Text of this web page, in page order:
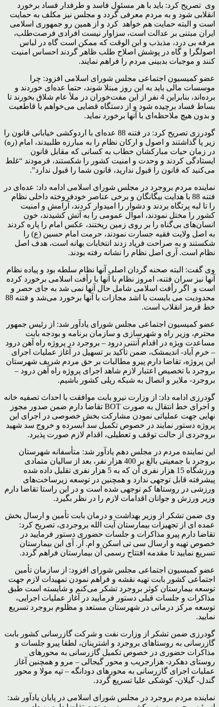
وی تصریح کرد: باید با هر مسئول فاسد و طرفدار فساد برخورد
انقلابی شود و به مردم معرفی گردد و مجلس نیز مکلف به حمایت
است و البته حمایت هم خواهد کرد و از همین رو جمهوری اسلامی
ایران مبتنی بر عدالت است، سزاوار نیست افرادی فرصت‌طلب،
مرفه بی درد، مذبذب و ابن الوقت که ممکن است گاه در لباس
اصولگرا و گاه در پوشش اصلاح طلب ظاهر گردند احساس امنیت
کنند و موجبات بدبینی مردم را فراهم نمایند.
عضو کمیسیون اجتماعی مجلس شورای اسلامی افزود: چرا
موسسات مالی باید به این روز مبتلا شوند، حتما عده‌ای خوردند و
برده‌اند، بنابراین 4 نفر از این مفت‌خوران در ملأ عام شلاق بخورند تا
بساط فساد برچیده شود و از دستگاه قضایی می‌خواهم با قاطعیت
و بدون هیچ ملاحظه‌ای با آنها برخورد نماید.
گودرزی تصریح کرد: در فتنه 88 عده‌ای با اردوکشی خیابانی قانون را
زیر پا گذاشتند و اصول و ارکان نظام را به مبارزه طلبیدند، امام (ره)
در زمان حیات مبارکشان خطاب به کسانی که مقابل قانون
ایستادگی کردند و وحدت و امنیت کشور را شکستند، فرمودند “غلط
می‌کنید که قانون را قبول ندارید، قانون شما را قبول ندارد”.
نماینده مردم بروجرد در مجلس شورای اسلامی ادامه داد: عده‌ای در
فتنه 88 با هدایت بیگانگان و برخی عناصر خودفروخته داخلی نظام
را تا لبه پرتگاه بردند و دشوار را امیدوار کردند، آرامش و امنیت
کشور را مختل نمودند، اموال عمومی را به آتش کشیدند، خون
انسان‌های بی‌گناه را بر روی زمین ریختند، عکس امام را پاره کردند
به اصل ولایت فقیه جسارت نمودند، حرمت امام حسین (ع) را
شکستند و به صراحت فریاد زدند انتخابات بهانه است، هدف اصل
نظام است. آری اصل نظام را نشانه رفته بودند.
وی گفت: البته صحنه‌ گردان اصلی آنها نظام سلطه بود و پیاده نظام
آنها نیز سران فتنه، امروز نظام با آنها با رأفت اسلامی برخورد کرده
است و اگر رأفت اسلامی شامل حال آنها نمی شد به جای حصر و
محدودیت می بایست با اشد مجازات با آنها برخورد می‌شد و فتنه 88
خط قرمز انقلاب است.
عضو کمیسیون اجتماعی مجلس شورای یادآور شد: از رئیس جمهور
محترم، وزیر راه و شهرسازی و سازمان برنامه و بودجه بابت
مساعدت ویژه در اقدام آنتنی درود – بروجرد در پروژه راه آهن درود
– خرم آباد- اندیمشک، ضمن تأکید بر تسهیل در آغاز عملیات اجرای
این پروژه، تقاضا دارم پیرو مطالبات بر حق مردم شریف شهرستان
بروجرد با تخصیص اعتبار لازم شاهد اجرای پروژه راه آهن درود –
بروجرد- ملایر و اتصال به شبکه‌ ریلی کشور باشیم.
گودرزی ادامه داد: از وزارت نیرو بابت موافقت با احداث تصفیه خانه
و اجرای خط انتقال به صورت BOT تقاضا دارم ضمن صدور مجوز
نهایی جهت عملیاتی نمودن مشارکت بخش خصوصی در اجرای این
پروژه دستور نمایند در خصوص تکمیل سد آبسرده و خروج سد شهید
بروجردی از حالت توقف و تعطیلی، اقدام لازم صورت پذیرد.
این نماینده مردم در مجلس دهم یادآور شد: متأسفانه شهرستان
بروجرد با جمعیتی بالغ بر 400 هزار نفر، بعد از سالیان متمادی
ورزشگاه 15 هزار نفری آن که به 5 هزار نفری تقلیل داده شده
پیشرفته قابل توجهی ندارد و همچنین در توسعه زیرساخت‌های
ورزشی در روستاها کم توجهی شده است و در این راستا تقاضا دارم
وزیر ورزش و جوانان اقدامات لازم را در نظر بگیرد.
وی ضمن تشکر از وزیر بهداشت و درمان بابت تأمین و ارسال بخش
عمده ای از تجهیزات بیمارستان آیت الله بروجردی، تصریح کرد:
تقاضا دارم پیرو مذاکرات و جلسات حضوری دستور فرمایید در
خصوص تهیه و ارسال سی تی اسکن و ام. آر. آی این بیمارستان
تسریع نمایید تا مقدمه افتتاح رسمی آن بیمارستان فراهم گردد.
عضو کمیسیون اجتماعی مجلس شورای افزود: از سازمان تأمین
اجتماعی کشور بابت تهیه نقشه و فراهم نمودن تمهیدات لازم جهت
توسعه بیمارستان کوثر بروجرد تشکر می‌کنم و شایسته است طبق
مذاکرات و جلسات قبلی دستور فرمایید در آغاز عملیات اجرایی،
توسعه مرکز درمانی در شهرستان مستعد و مظلوم بروجرد تسریع
نمایید.
گودرزی ضمن تشکر از وزارت نفت و شرکت گازرسانی کشور بابت
گازرسانی به روستاهای بروجرد و اشترینان، لطفا پیرو جلسات و
مذاکرات حضوری در خصوص تکمیل گازرسانی به محورهای
روستای دهکرد- هزارجریب و محور گیجالی – مرو و همچنین آغاز
عملیات اجرای گازرسانی به محورهای دودانگه – تپه مولا و محور
گندل- گیلان- کوشکی علیا تسریع گردد.
نماینده مردم بروجرد در مجلس شورای اسلامی در پایان یادآور شد: